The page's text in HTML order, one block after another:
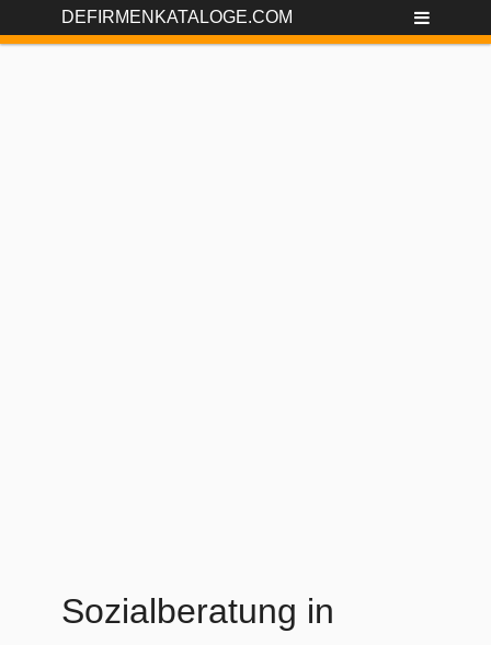
DEFIRMENKATALOGE.COM
Sozialberatung in